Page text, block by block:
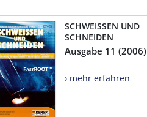
SCHWEISSEN UND
SCHNEIDEN
Ausgabe 11 (2006)
› mehr erfahren